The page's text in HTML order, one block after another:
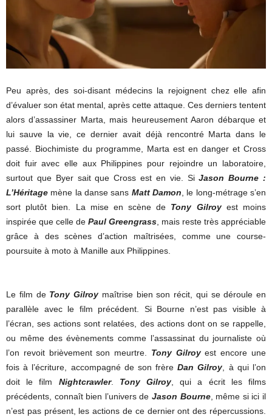
Peu après, des soi-disant médecins la rejoignent chez elle afin
d’évaluer son état mental, après cette attaque. Ces derniers tentent
alors d’assassiner Marta, mais heureusement Aaron débarque et
lui sauve la vie, ce dernier avait déjà rencontré Marta dans le
passé. Biochimiste du programme, Marta est en danger et Cross
doit fuir avec elle aux Philippines pour rejoindre un laboratoire,
surtout que Byer sait que Cross est en vie. SiJason Bourne :
L’Héritage mène la danse sans Matt Damon, le long-métrage s’en
sort plutôt bien. La mise en scène de Tony Gilroyest moins
inspirée que celle de Paul Greengrass, mais reste très appréciable
grâce à des scènes d’action maîtrisées, comme une course-
poursuite à moto à Manille aux Philippines.
Le film de Tony Gilroy maîtrise bien son récit, qui se déroule en
parallèle avec le film précédent. Si Bourne n’est pas visible à
l’écran, ses actions sont relatées, des actions dont on se rappelle,
ou même des évènements comme l’assassinat du journaliste où
l’on revoit brièvement son meurtre. Tony Gilroyest encore une
fois à l’écriture, accompagné de son frèreDan Gilroy, à qui l’on
doit le film Nightcrawler. Tony Gilroy, qui a écrit les films
précédents, connaît bien l’univers de Jason Bourne, même si ici il
n’est pas présent, les actions de ce dernier ont des répercussions.